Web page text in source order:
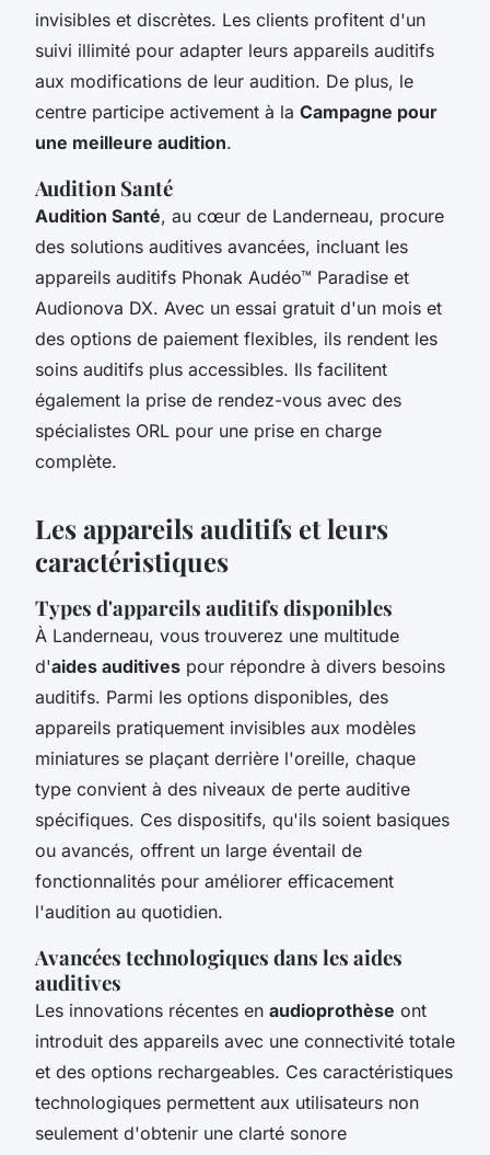
invisibles et discrètes. Les clients profitent d'un
suivi illimité pour adapter leurs appareils auditifs
aux modifications de leur audition. De plus, le
centre participe activement à la Campagne pour
une meilleure audition.
Audition Santé
Audition Santé, au cœur de Landerneau, procure
des solutions auditives avancées, incluant les
appareils auditifs Phonak Audéo™ Paradise et
Audionova DX. Avec un essai gratuit d'un mois et
des options de paiement flexibles, ils rendent les
soins auditifs plus accessibles. Ils facilitent
également la prise de rendez-vous avec des
spécialistes ORL pour une prise en charge
complète.
Les appareils auditifs et leurs
caractéristiques
Types d'appareils auditifs disponibles
À Landerneau, vous trouverez une multitude
d'aides auditives pour répondre à divers besoins
auditifs. Parmi les options disponibles, des
appareils pratiquement invisibles aux modèles
miniatures se plaçant derrière l'oreille, chaque
type convient à des niveaux de perte auditive
spécifiques. Ces dispositifs, qu'ils soient basiques
ou avancés, offrent un large éventail de
fonctionnalités pour améliorer efficacement
l'audition au quotidien.
Avancées technologiques dans les aides
auditives
Les innovations récentes en audioprothèse ont
introduit des appareils avec une connectivité totale
et des options rechargeables. Ces caractéristiques
technologiques permettent aux utilisateurs non
seulement d'obtenir une clarté sonore